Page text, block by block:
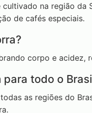
na região da
de cafés especiais.
corpo e acidez,
todo o
as regiões do